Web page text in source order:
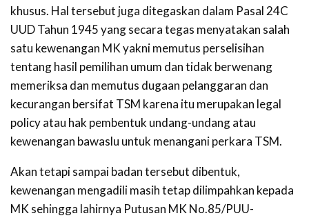
khusus. Hal tersebut juga ditegaskan dalam Pasal 24C
UUD Tahun 1945 yang secara tegas menyatakan salah
satu kewenangan MK yakni memutus perselisihan
tentang hasil pemilihan umum dan tidak berwenang
memeriksa dan memutus dugaan pelanggaran dan
kecurangan bersifat TSM karena itu merupakan legal
policy atau hak pembentuk undang-undang atau
kewenangan bawaslu untuk menangani perkara TSM.
Akan tetapi sampai badan tersebut dibentuk,
kewenangan mengadili masih tetap dilimpahkan kepada
MK sehingga lahirnya Putusan MK No.85/PUU-